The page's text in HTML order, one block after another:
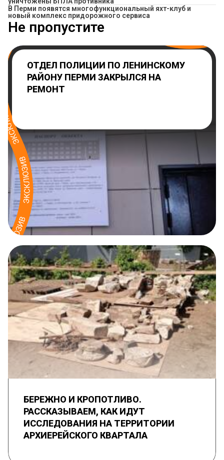
В Перми появятся многофункциональный яхт-клуб и
новый комплекс придорожного сервиса
Не пропустите
ОТДЕЛ ПОЛИЦИИ ПО ЛЕНИНСКОМУ
РАЙОНУ ПЕРМИ ЗАКРЫЛСЯ НА
РЕМОНТ
БЕРЕЖНО И КРОПОТЛИВО.
РАССКАЗЫВАЕМ, КАК ИДУТ
ИССЛЕДОВАНИЯ НА ТЕРРИТОРИИ
АРХИЕРЕЙСКОГО КВАРТАЛА